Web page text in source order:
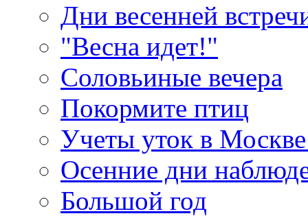
Дни весенней
"Весна идет!"
Соловьиные вечера
Покормите птиц
Учеты уток в
Осенние дни
Большой год